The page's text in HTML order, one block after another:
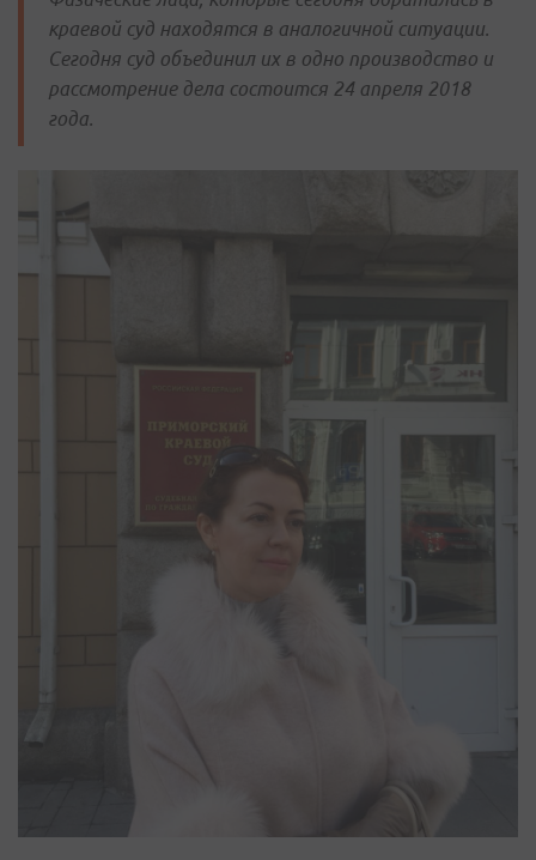
краевой суд находятся в аналогичной ситуации.
Сегодня суд объединил их в одно производство и
рассмотрение дела состоится 24 апреля 2018
года.